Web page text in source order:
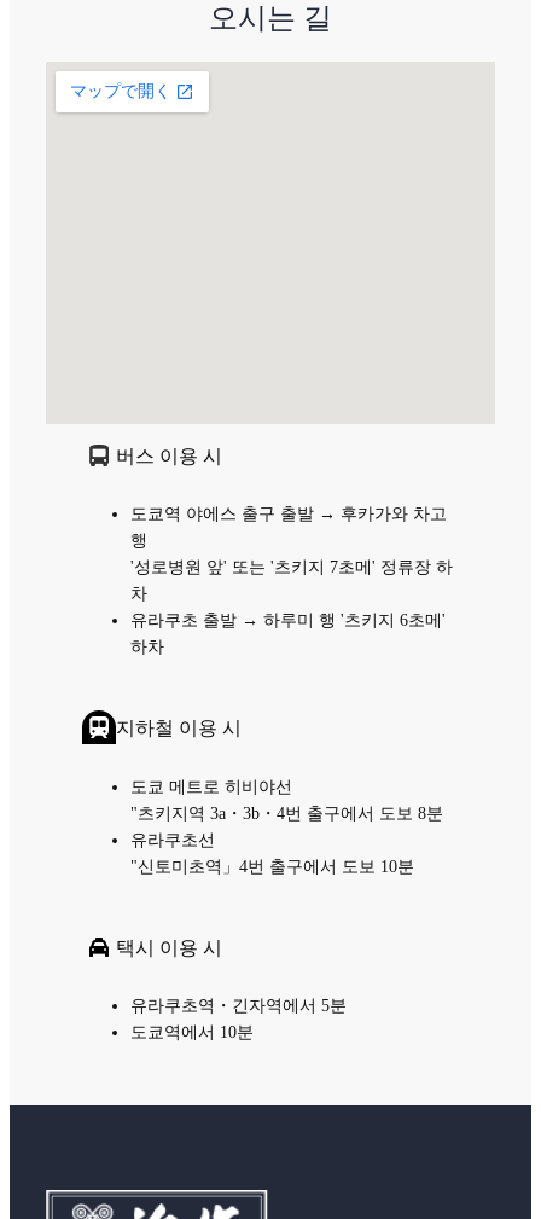
오시는 길
버스 이용 시
도쿄역 야에스 출구 출발 → 후카가와 차고
행
'성로병원 앞' 또는 '츠키지 7초메' 정류장 하
차
유라쿠초 출발 → 하루미 행 '츠키지 6초메'
하차
지하철 이용 시
도쿄 메트로 히비야선
"츠키지역 3a・3b・4번 출구에서 도보 8분
유라쿠초선
"신토미초역」4번 출구에서 도보 10분
택시 이용 시
유라쿠초역・긴자역에서 5분
도쿄역에서 10분